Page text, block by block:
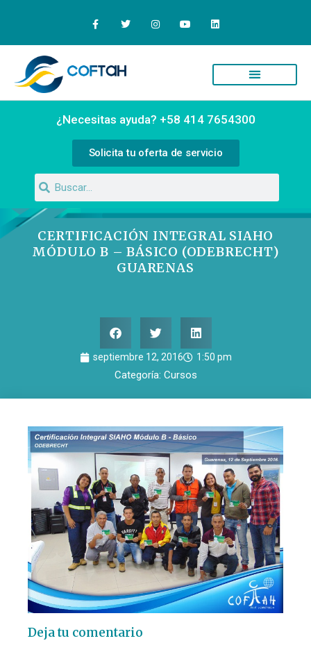
¿Necesitas ayuda? +58 414 7654300
Solicita tu oferta de servicio
CERTIFICACIÓN INTEGRAL SIAHO
MÓDULO B – BÁSICO (ODEBRECHT)
GUARENAS
septiembre 12, 2016 1:50 pm
Categoría: Cursos
Deja tu comentario